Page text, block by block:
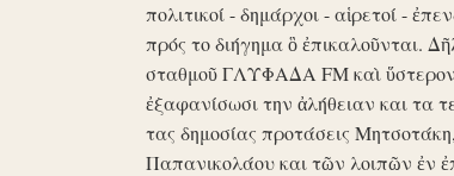
πολιτικοί - δημάρχοι - αἱρετοί -
πρός το διήγημα ὃ ἐπικαλοῦνται.
σταθμοῦ ΓΛΥΦΑΔΑ FM καὶ ὕστερον
ἐξαφανίσωσι την ἀλήθειαν και τα
τας δημοσίας προτάσεις
Παπανικολάου και τῶν λοιπῶν ἐν